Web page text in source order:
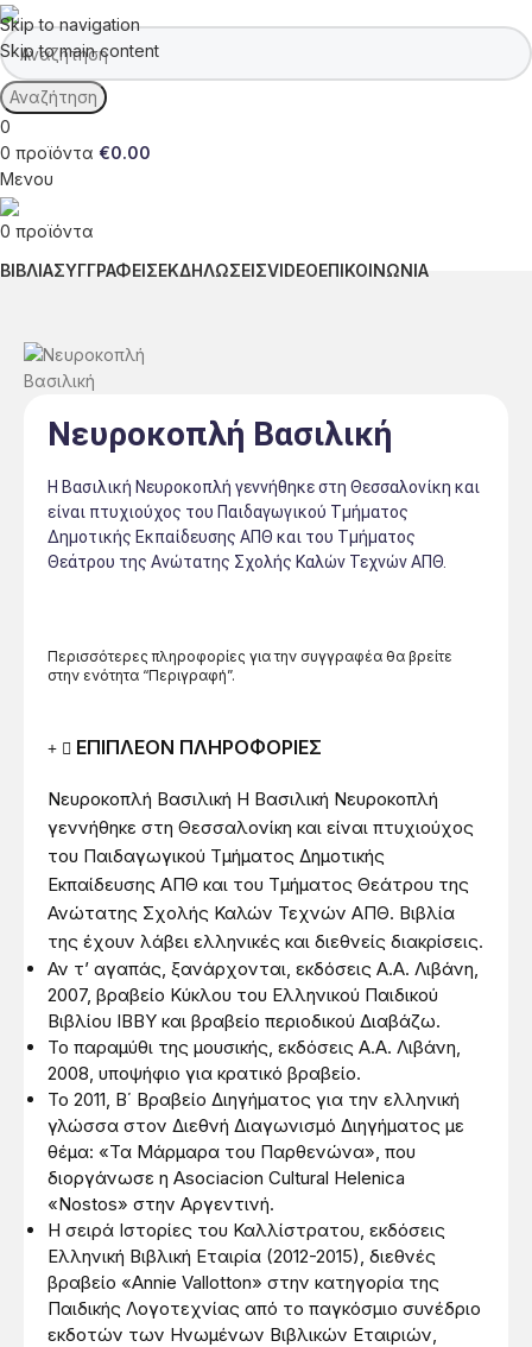
Skip to navigation
Skip to main content
Αναζήτηση
0
0 προϊόντα €0.00
Μενου
0 προϊόντα
ΒΙΒΛΙΑΣΥΓΓΡΑΦΕΙΣΕΚΔΗΛΩΣΕΙΣVIDEOΕΠΙΚΟΙΝΩΝΙΑ
Νευροκοπλή Βασιλική
Η Βασιλική Νευροκοπλή γεννήθηκε στη Θεσσαλονίκη και
είναι πτυχιούχος του Παιδαγωγικού Τμήματος
Δημοτικής Εκπαίδευσης ΑΠΘ και του Τμήματος
Θεάτρου της Ανώτατης Σχολής Καλών Τεχνών ΑΠΘ.
Περισσότερες πληροφορίες για την συγγραφέα θα βρείτε
στην ενότητα “Περιγραφή”.
ΕΠΙΠΛΕΟΝ ΠΛΗΡΟΦΟΡΙΕΣ
Νευροκοπλή Βασιλική Η Βασιλική Νευροκοπλή
γεννήθηκε στη Θεσσαλονίκη και είναι πτυχιούχος
του Παιδαγωγικού Τμήματος Δημοτικής
Εκπαίδευσης ΑΠΘ και του Τμήματος Θεάτρου της
Ανώτατης Σχολής Καλών Τεχνών ΑΠΘ. Βιβλία
της έχουν λάβει ελληνικές και διεθνείς διακρίσεις.
Αν τ’ αγαπάς, ξανάρχονται, εκδόσεις Α.Α. Λιβάνη,
2007, βραβείο Κύκλου του Ελληνικού Παιδικού
Βιβλίου IBBY και βραβείο περιοδικού Διαβάζω.
Το παραμύθι της μουσικής, εκδόσεις Α.Α. Λιβάνη,
2008, υποψήφιο για κρατικό βραβείο.
Το 2011, Β΄ Βραβείο Διηγήματος για την ελληνική
γλώσσα στον Διεθνή Διαγωνισμό Διηγήματος με
θέμα: «Τα Μάρμαρα του Παρθενώνα», που
διοργάνωσε η Asociaciοn Cultural Helenica
«Nostos» στην Αργεντινή.
Η σειρά Ιστορίες του Καλλίστρατου, εκδόσεις
Ελληνική Βιβλική Εταιρία (2012-2015), διεθνές
βραβείο «Annie Vallotton» στην κατηγορία της
Παιδικής Λογοτεχνίας από το παγκόσμιο συνέδριο
εκδοτών των Ηνωμένων Βιβλικών Εταιριών,